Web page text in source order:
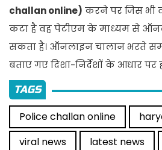
challan online) करने पर जिस भी
कटा है वह पेटीएम के माध्यम से
सकता है। ऑनलाइन चालान भरते
बताए गए दिशा-निर्देशों के आधार पर
TAGS
Police challan online
viral news
latest news